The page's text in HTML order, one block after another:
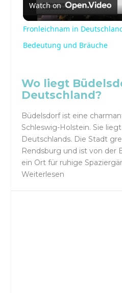
Watch on
Fronleichnam in
Bedeutung und Bräuche
Wo liegt
Deutschland?
Büdelsdorf ist eine
Schleswig-Holstein. Sie
Deutschlands. Die Stadt
Rendsburg und ist von der
ein Ort für ruhige
Weiterlesen